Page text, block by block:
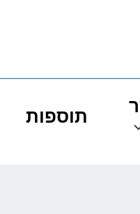
תוספות